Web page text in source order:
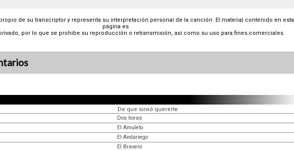
de su transcriptor y representa su interpretación personal de la canción. El material contenido en esta
página es
por lo que se prohibe su reproducción o retransmisión, así como su uso para fines comerciales.
De que sirvió quererte
Dos horas
El Amuleto
El Andariego
El Bravero